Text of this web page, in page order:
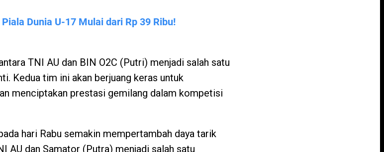
Dunia U-17 Mulai dari Rp 39 Ribu!
TNI AU dan BIN O2C (Putri) menjadi salah satu
Kedua tim ini akan berjuang keras untuk
menciptakan prestasi gemilang dalam kompetisi
hari Rabu semakin mempertambah daya tarik
AU dan Samator (Putra) menjadi salah satu